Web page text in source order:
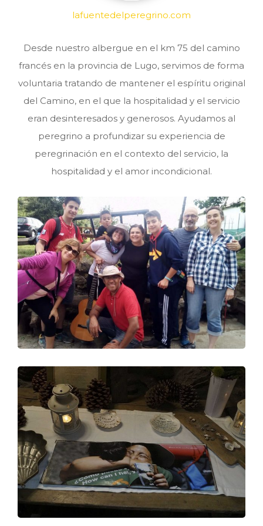
lafuentedelperegrino.com
Desde nuestro albergue en el km 75 del camino
francés en la provincia de Lugo, servimos de forma
voluntaria tratando de mantener el espíritu original
del Camino, en el que la hospitalidad y el servicio
eran desinteresados y generosos. Ayudamos al
peregrino a profundizar su experiencia de
peregrinación en el contexto del servicio, la
hospitalidad y el amor incondicional.